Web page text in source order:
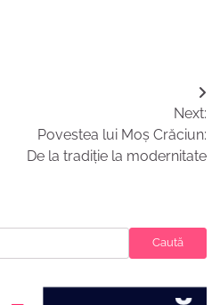
Next:
Povestea lui Moș Crăciun:
De la tradiție la modernitate
Caută